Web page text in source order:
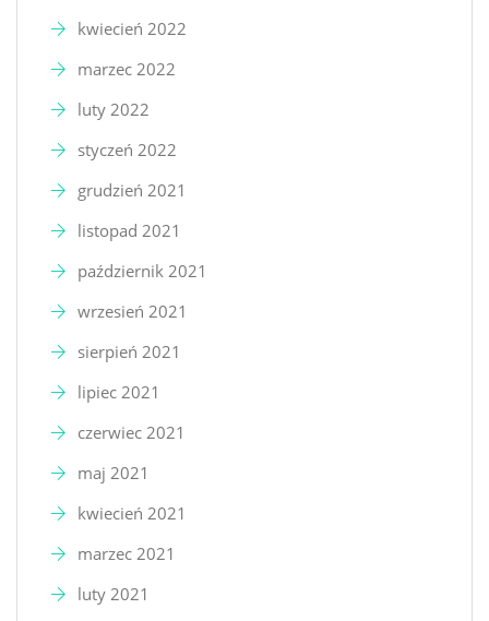
kwiecień 2022
marzec 2022
luty 2022
styczeń 2022
grudzień 2021
listopad 2021
październik 2021
wrzesień 2021
sierpień 2021
lipiec 2021
czerwiec 2021
maj 2021
kwiecień 2021
marzec 2021
luty 2021